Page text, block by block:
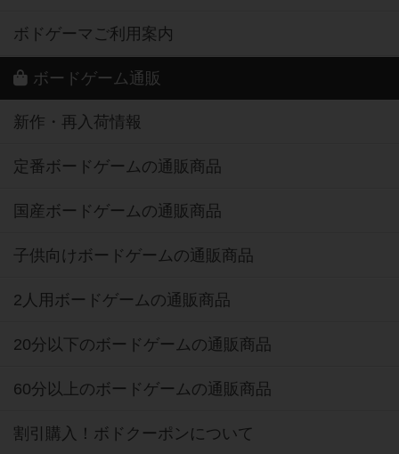
ボドゲーマご利用案内
ボードゲーム通販
新作・再入荷情報
定番ボードゲームの通販商品
国産ボードゲームの通販商品
子供向けボードゲームの通販商品
2人用ボードゲームの通販商品
20分以下のボードゲームの通販商品
60分以上のボードゲームの通販商品
割引購入！ボドクーポンについて